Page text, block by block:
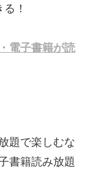
！
電子書籍が読
題で楽しむな
書籍読み放題